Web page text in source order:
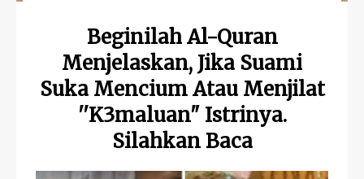
Beginilah Al-Quran
Menjelaskan, Jika Suami
Suka Mencium Atau Menjilat
''K3maluan" Istrinya.
Silahkan Baca